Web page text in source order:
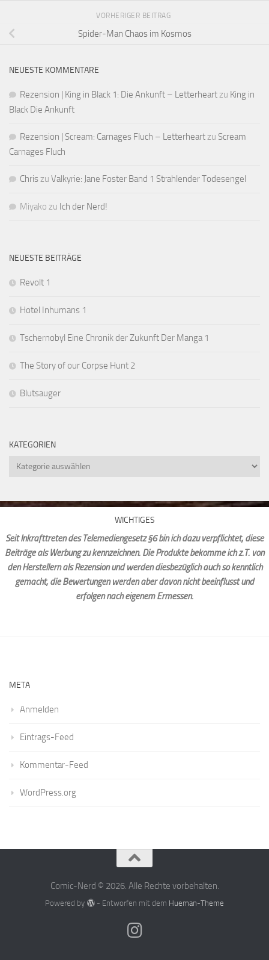
VORHERIGER BEITRAG
Spider-Man Chaos im Kosmos
NEUESTE KOMMENTARE
Rezension | King in Black 1: Die Ankunft – Letterheartzu King in
Black Die Ankunft
Rezension | Scream: Carnages Fluch – Letterheartzu Scream
Carnages Fluch
Chriszu Valkyrie: Jane Foster Band 1 Strahlender Todesengel
Miyako zu Ich der Nerd!
NEUESTE BEITRÄGE
Revolt 1
Hotel Inhumans 1
Tschernobyl Eine Chronik der Zukunft Der Manga 1
The Story of our Corpse Hunt 2
Blutsauger
KATEGORIEN
Kategorien
WICHTIGES
Seit Inkrafttreten des Telemediengesetz §6 bin ich dazu verpflichtet, diese
Beiträge als Werbung zu kennzeichnen. Die Produkte bekomme ich z.T. von
den Herstellern als Rezension und werden diesbezüglich auch so kenntlich
gemacht, die Bewertungen werden aber davon nicht beeinflusst und
erfolgen nach eigenem Ermessen.
META
Anmelden
Eintrags-Feed
Kommentar-Feed
WordPress.org
Comic-Nerd © 2026. Alle Rechte vorbehalten.
Powered by - Entworfen mit dem Hueman-Theme